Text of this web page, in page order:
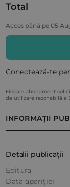
INFORMAȚII
Detalii publicații
Editura
Data apariției
Total
Acces până pe 05
Conectează-te
Fiecare abonament
de utilizare rezonabilă